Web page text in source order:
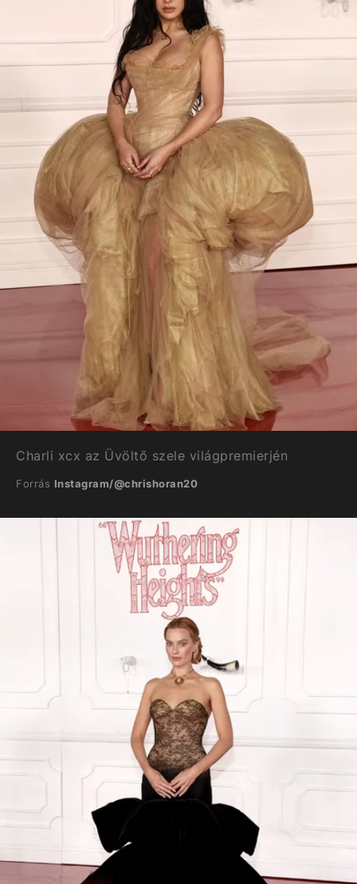
Charli xcx az Üvöltő szele világpremierjén
Forrás Instagram/@chrishoran20